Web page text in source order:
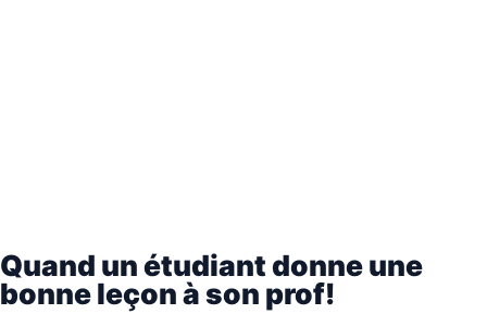
Quand un étudiant donne une
bonne leçon à son prof!